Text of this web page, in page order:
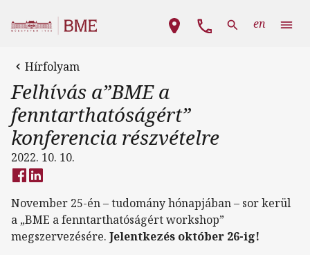
Fő navigáció
en
Hírfolyam
Felhívás a”BME a
fenntarthatóságért”
konferencia részvételre
2022. 10. 10.
November 25-én – tudomány hónapjában – sor kerül
a „BME a fenntarthatóságért workshop”
megszervezésére. Jelentkezés október 26-ig!